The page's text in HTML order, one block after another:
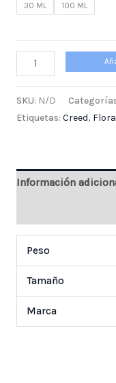
30 ML 100 ML
SKU: N/D
Etiquetas: Creed,
Información
Peso
Tamaño
Marca